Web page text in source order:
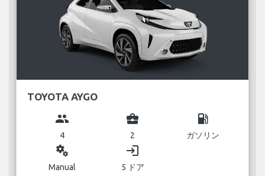
TOYOTA AYGO
group
4
business_center
2
local_gas_station
ガソリン
miscellaneous_services
Manual
login
5 ドア